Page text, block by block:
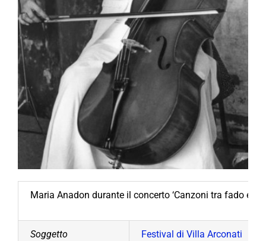
Maria Anadon durante il concerto ‘Canzoni tra fado e
Soggetto Festival di Villa Arconati